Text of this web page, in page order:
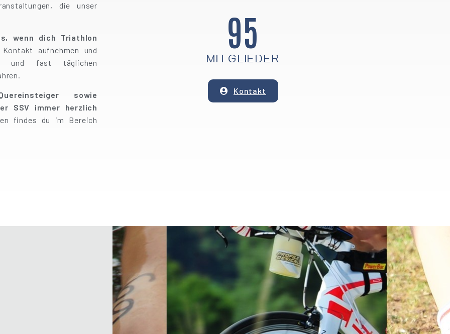
die unser
wenn dich Triathlon
aufnehmen und
und fast täglichen
sowie
SSV immer herzlich
findes du im Bereich
95
MITGLIEDER
Kontakt